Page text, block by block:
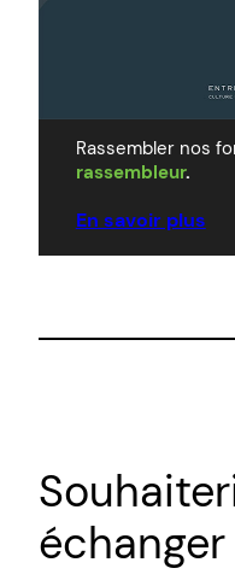
Rassembler nos
rassembleur.
En savoir plus